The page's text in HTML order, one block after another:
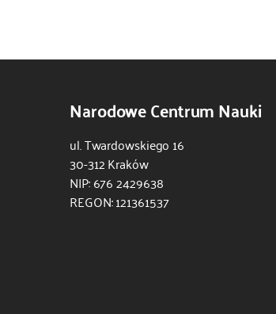
Narodowe Centrum Nauki
ul. Twardowskiego 16
30-312 Kraków
NIP: 676 2429638
REGON: 121361537